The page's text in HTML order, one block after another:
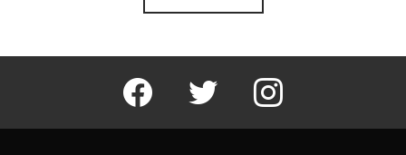
Facebook Twitter Instagram